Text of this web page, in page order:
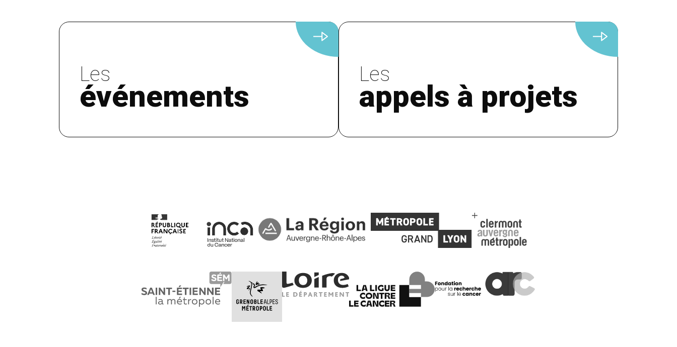
Les
événements
Les
appels à projets